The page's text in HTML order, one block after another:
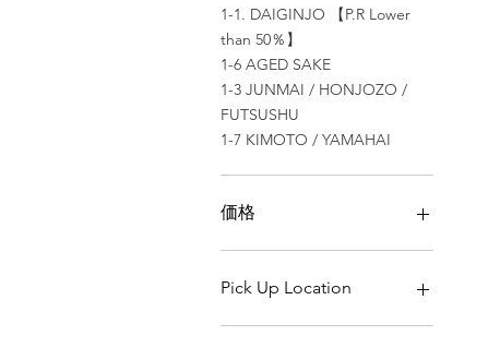
1-1. DAIGINJO 【P.R Lower
than 50％】
1-6 AGED SAKE
1-3 JUNMAI / HONJOZO /
FUTSUSHU
1-7 KIMOTO / YAMAHAI
価格
Pick Up Location
Kirimachi Ramen